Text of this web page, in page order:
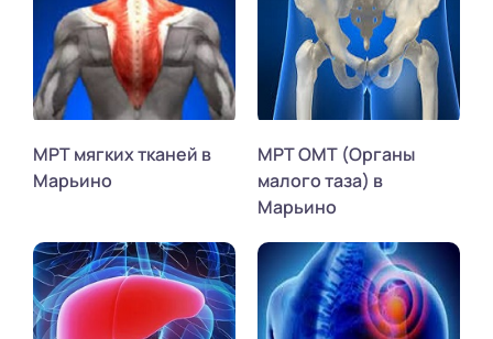
МРТ мягких тканей в
Марьино
МРТ ОМТ (Органы
малого таза) в
Марьино